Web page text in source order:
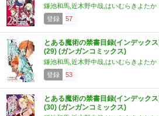
鎌池和馬,近木野中哉,はいむらきよたか
登録
57
とある魔術の禁書目録(インデック
(29) (ガンガンコミックス)
鎌池和馬,近木野中哉,はいむらきよたか
登録
53
とある魔術の禁書目録(インデック
(30) (ガンガンコミックス)